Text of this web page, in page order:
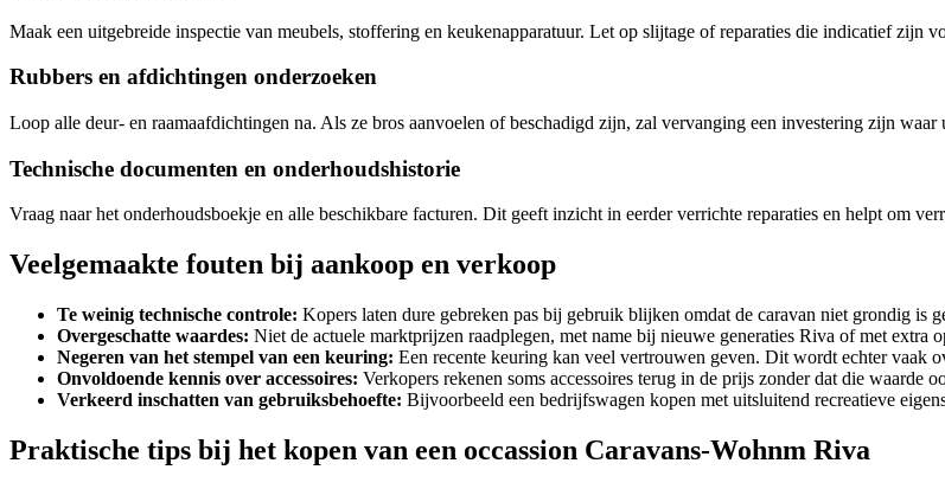
Maak een uitgebreide inspectie van meubels, stoffering en keukenapparatuur. Let op slijtage of reparaties die indicatief zijn
Rubbers en afdichtingen onderzoeken
Loop alle deur- en raamaafdichtingen na. Als ze bros aanvoelen of beschadigd zijn, zal vervanging een investering zijn waar
Technische documenten en onderhoudshistorie
Vraag naar het onderhoudsboekje en alle beschikbare facturen. Dit geeft inzicht in eerder verrichte reparaties en helpt om
Veelgemaakte fouten bij aankoop en verkoop
Te weinig technische controle: Kopers laten dure gebreken pas bij gebruik blijken omdat de caravan niet grondig is
Overgeschatte waardes: Niet de actuele marktprijzen raadplegen, met name bij nieuwe generaties Riva of met extra
Negeren van het stempel van een keuring: Een recente keuring kan veel vertrouwen geven. Dit wordt echter vaak
Onvoldoende kennis over accessoires: Verkopers rekenen soms accessoires terug in de prijs zonder dat die waarde
Verkeerd inschatten van gebruiksbehoefte: Bijvoorbeeld een bedrijfswagen kopen met uitsluitend recreatieve
Praktische tips bij het kopen van een occassion Caravans-Wohnm Riva